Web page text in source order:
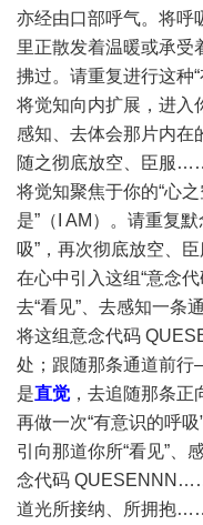
亦经由口部呼气。将
里正散发着温暖或承受
拂过。请重复进行这种“
将觉知向内扩展，进入
感知、去体会那片内在
随之彻底放空、臣服
将觉知聚焦于你的“心
是”（I AM）。请重复
吸”，再次彻底放空、臣
在心中引入这组“意念
去“看见”、去感知一条
将这组意念代码
处；跟随那条通道前
是直觉，去追随那条正
再做一次“有意识的呼
引向那道你所“看见”、
念代码
道光所接纳、所拥抱